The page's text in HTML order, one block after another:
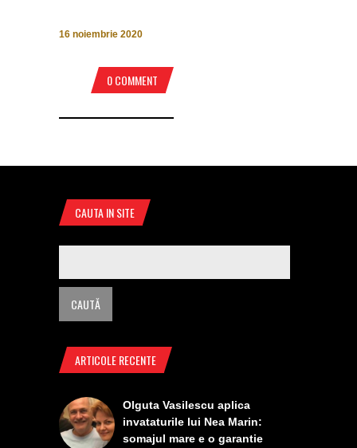
16 noiembrie 2020
0 COMMENT
CAUTA IN SITE
ARTICOLE RECENTE
Olguta Vasilescu aplica
invataturile lui Nea Marin:
somajul mare e o garantie